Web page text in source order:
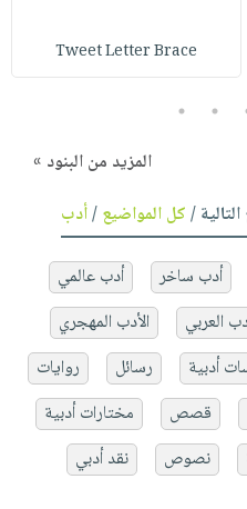
Tweet Letter Brace
4
5
المزيد من البنود »
/كل المواضيع/أدب
أدب ساخر
أدب عالمي
العربي
الأدب المهجري
أدبية رسائل
روايات
قصص
مختارات أدبية
نصوص نقد أدبي